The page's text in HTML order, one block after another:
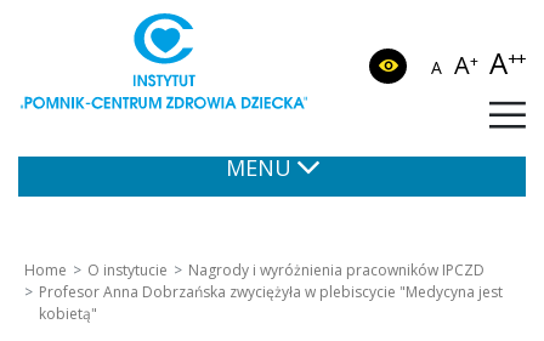
A A+ A++
MENU
Home O instytucie
Nagrody i wyróżnienia pracowników IPCZD
Profesor Anna Dobrzańska zwyciężyła w plebiscycie "Medycyna jest
kobietą"